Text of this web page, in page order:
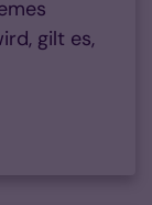
gilt es,